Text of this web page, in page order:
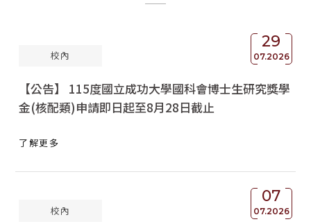
活動訊息
29
07.2026
校內
【公告】 115度國立成功大學國科會博士生研究獎學
金(核配類)申請即日起至8月28日截止
了解更多
07
07.2026
校內